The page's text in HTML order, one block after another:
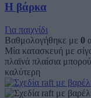
Η βάρκα
Για παιχνίδι
Βαθμολογήθηκε με 0
Μία κατασκευή με
πλαϊνά πλαίσια
καλύτερη